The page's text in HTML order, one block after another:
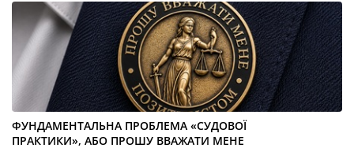
ФУНДАМЕНТАЛЬНА ПРОБЛЕМА «СУДОВОЇ
ПРАКТИКИ», АБО ПРОШУ ВВАЖАТИ МЕНЕ